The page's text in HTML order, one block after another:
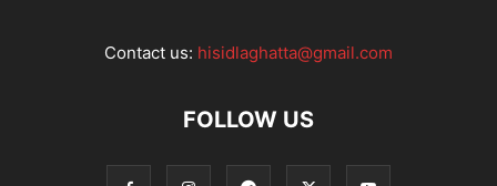
Contact us: hisidlaghatta@gmail.com
FOLLOW US